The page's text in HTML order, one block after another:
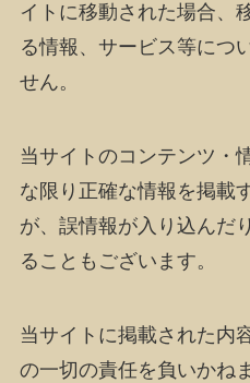
イトに移動された場合、
る情報、サービス等につ
せん。
当サイトのコンテンツ・
な限り正確な情報を掲載
が、誤情報が入り込んだ
ることもございます。
当サイトに掲載された内
の一切の責任を負いかね